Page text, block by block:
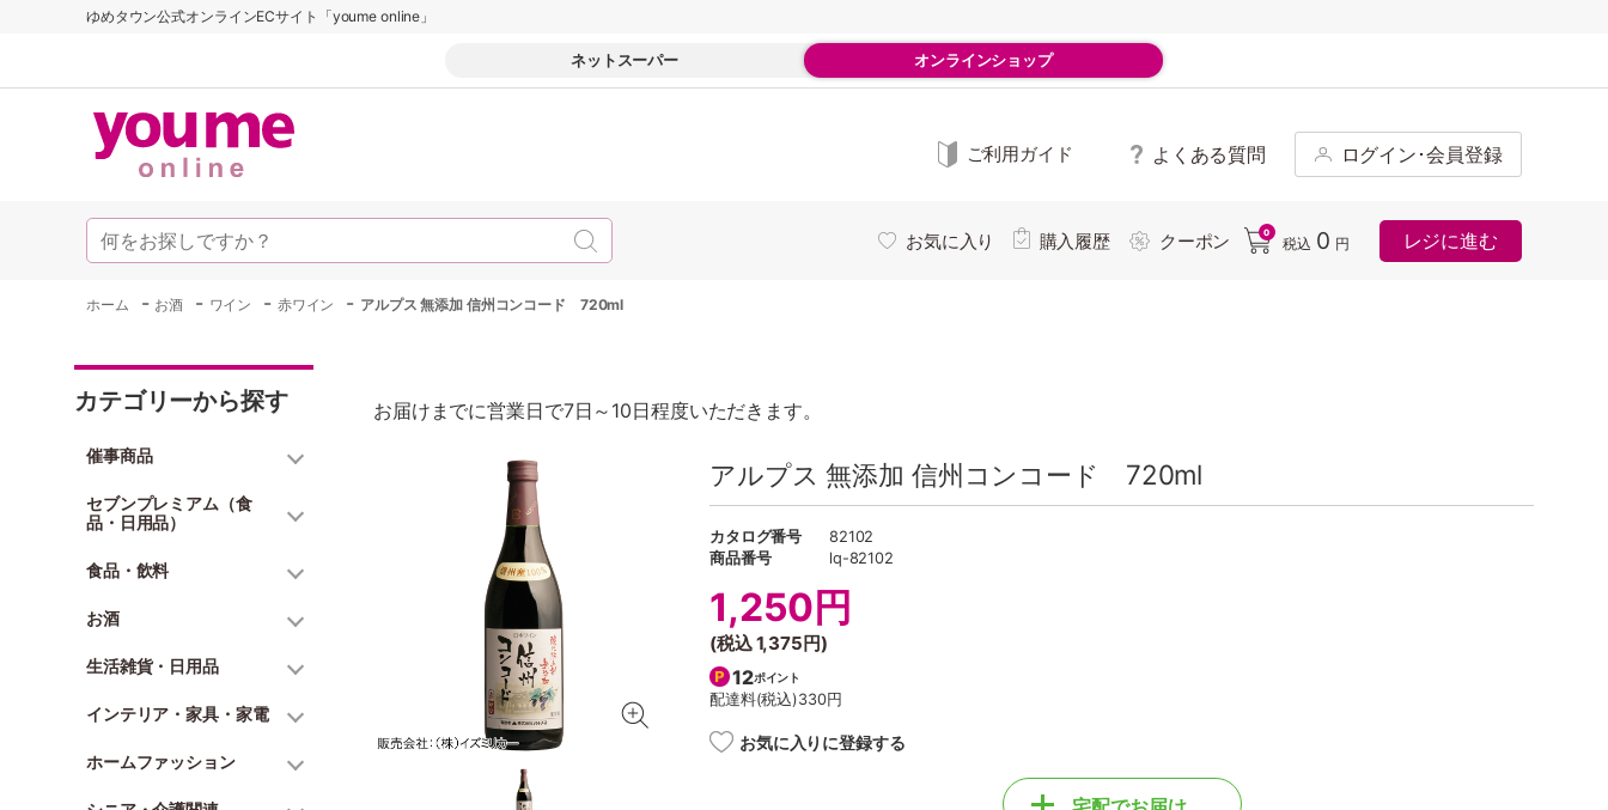
ゆめタウン公式オンラインECサイト「youme online」
ネットスーパー オンラインショップ
ご利用ガイド よくある質問 ログイン･会員登録
お気に入り 購入履歴 クーポン 0
税込 0 円 レジに進む
ホーム - お酒 - ワイン - 赤ワイン - アルプス 無添加 信州コンコード 720ml
カテゴリーから探す
催事商品
セブンプレミアム（食
品・日用品）
食品・飲料
お酒
生活雑貨・日用品
インテリア・家具・家電
ホームファッション
お届けまでに営業日で7日～10日程度いただきます。
アルプス 無添加 信州コンコード 720ml
カタログ番号
82102
商品番号
lq-82102
1,250円
(税込1,375円)
12ポイント
配達料(税込)330円
お気に入りに登録する